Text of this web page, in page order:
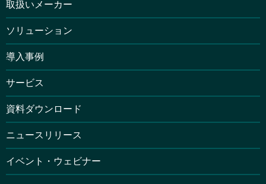
取扱いメーカー
ソリューション
導入事例
サービス
資料ダウンロード
ニュースリリース
イベント・ウェビナー